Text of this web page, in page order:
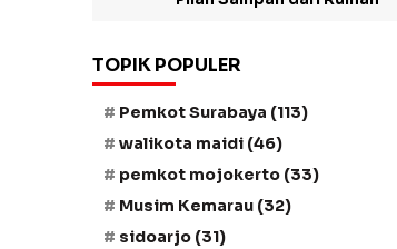
TOPIK POPULER
Pemkot Surabaya (113)
walikota maidi (46)
pemkot mojokerto (33)
Musim Kemarau (32)
sidoarjo (31)